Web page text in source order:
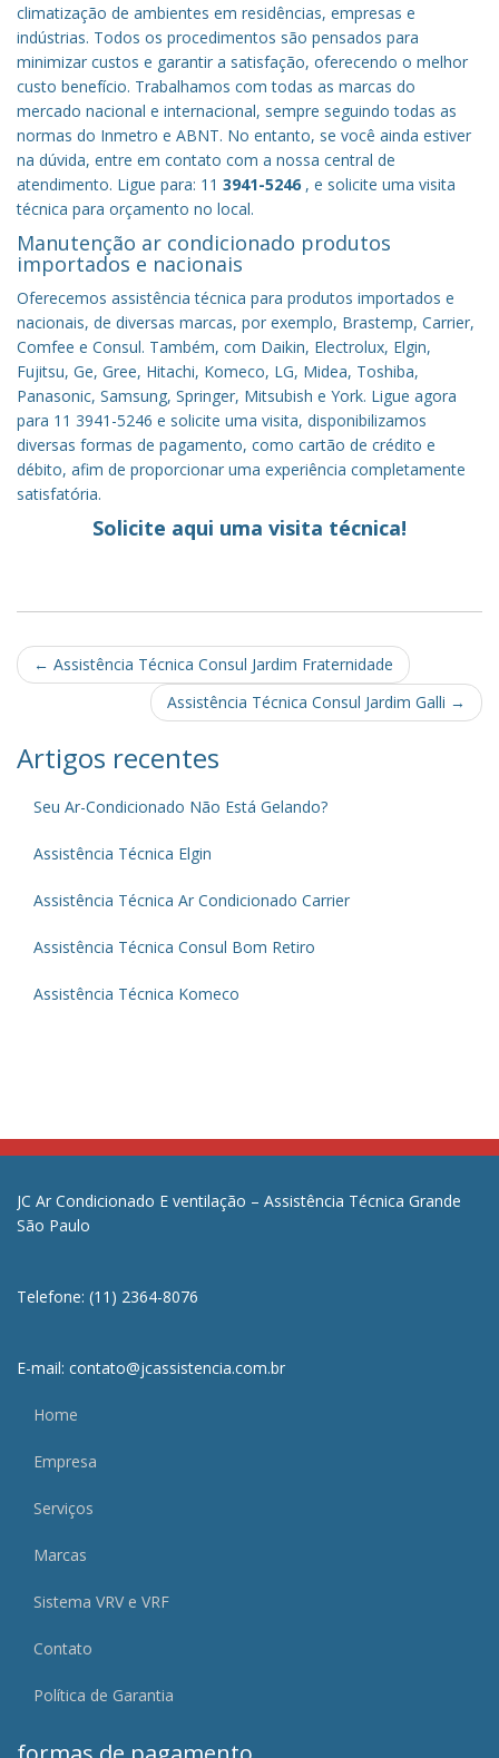
climatização de ambientes em residências, empresas e
indústrias. Todos os procedimentos são pensados para
minimizar custos e garantir a satisfação, oferecendo o melhor
custo benefício. Trabalhamos com todas as marcas do
mercado nacional e internacional, sempre seguindo todas as
normas do Inmetro e ABNT. No entanto, se você ainda estiver
na dúvida, entre em contato com a nossa central de
atendimento. Ligue para: 11 3941-5246 , e solicite uma visita
técnica para orçamento no local.
Manutenção ar condicionado produtos
importados e nacionais
Oferecemos assistência técnica para produtos importados e
nacionais, de diversas marcas, por exemplo, Brastemp, Carrier,
Comfee e Consul. Também, com Daikin, Electrolux, Elgin,
Fujitsu, Ge, Gree, Hitachi, Komeco, LG, Midea, Toshiba,
Panasonic, Samsung, Springer, Mitsubish e York. Ligue agora
para 11 3941-5246 e solicite uma visita, disponibilizamos
diversas formas de pagamento, como cartão de crédito e
débito, afim de proporcionar uma experiência completamente
satisfatória.
Solicite aqui uma visita técnica!
Post
navigation
← Assistência Técnica Consul Jardim Fraternidade
Assistência Técnica Consul Jardim Galli →
Artigos recentes
Seu Ar-Condicionado Não Está Gelando?
Assistência Técnica Elgin
Assistência Técnica Ar Condicionado Carrier
Assistência Técnica Consul Bom Retiro
Assistência Técnica Komeco
JC Ar Condicionado E ventilação – Assistência Técnica Grande
São Paulo
Telefone: (11) 2364-8076
E-mail: contato@jcassistencia.com.br
Home
Empresa
Serviços
Marcas
Sistema VRV e VRF
Contato
Política de Garantia